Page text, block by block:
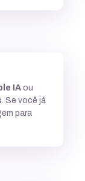
IAou
. Se você já
para